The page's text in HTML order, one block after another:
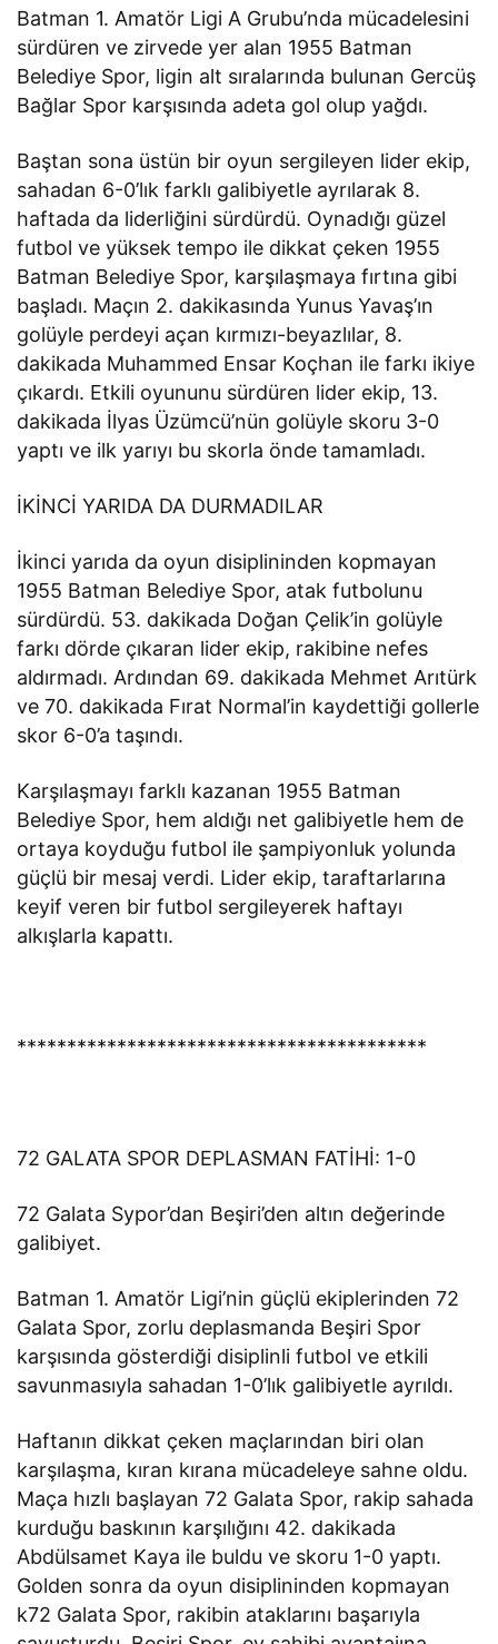
Batman 1. Amatör Ligi A Grubu’nda mücadelesini
sürdüren ve zirvede yer alan 1955 Batman
Belediye Spor, ligin alt sıralarında bulunan Gercüş
Bağlar Spor karşısında adeta gol olup yağdı.
Baştan sona üstün bir oyun sergileyen lider ekip,
sahadan 6-0’lık farklı galibiyetle ayrılarak 8.
haftada da liderliğini sürdürdü. Oynadığı güzel
futbol ve yüksek tempo ile dikkat çeken 1955
Batman Belediye Spor, karşılaşmaya fırtına gibi
başladı. Maçın 2. dakikasında Yunus Yavaş’ın
golüyle perdeyi açan kırmızı-beyazlılar, 8.
dakikada Muhammed Ensar Koçhan ile farkı ikiye
çıkardı. Etkili oyununu sürdüren lider ekip, 13.
dakikada İlyas Üzümcü’nün golüyle skoru 3-0
yaptı ve ilk yarıyı bu skorla önde tamamladı.
İKİNCİ YARIDA DA DURMADILAR
İkinci yarıda da oyun disiplininden kopmayan
1955 Batman Belediye Spor, atak futbolunu
sürdürdü. 53. dakikada Doğan Çelik’in golüyle
farkı dörde çıkaran lider ekip, rakibine nefes
aldırmadı. Ardından 69. dakikada Mehmet Arıtürk
ve 70. dakikada Fırat Normal’in kaydettiği gollerle
skor 6-0’a taşındı.
Karşılaşmayı farklı kazanan 1955 Batman
Belediye Spor, hem aldığı net galibiyetle hem de
ortaya koyduğu futbol ile şampiyonluk yolunda
güçlü bir mesaj verdi. Lider ekip, taraftarlarına
keyif veren bir futbol sergileyerek haftayı
alkışlarla kapattı.
*****************************************
72 GALATA SPOR DEPLASMAN FATİHİ: 1-0
72 Galata Sypor’dan Beşiri’den altın değerinde
galibiyet.
Batman 1. Amatör Ligi’nin güçlü ekiplerinden 72
Galata Spor, zorlu deplasmanda Beşiri Spor
karşısında gösterdiği disiplinli futbol ve etkili
savunmasıyla sahadan 1-0’lık galibiyetle ayrıldı.
Haftanın dikkat çeken maçlarından biri olan
karşılaşma, kıran kırana mücadeleye sahne oldu.
Maça hızlı başlayan 72 Galata Spor, rakip sahada
kurduğu baskının karşılığını 42. dakikada
Abdülsamet Kaya ile buldu ve skoru 1-0 yaptı.
Golden sonra da oyun disiplininden kopmayan
k72 Galata Spor, rakibin ataklarını başarıyla